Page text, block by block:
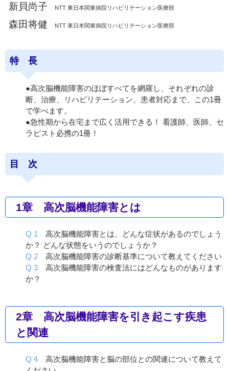
新貝尚子 NTT 東日本関東病院リハビリテーション医療部
森田将健 NTT 東日本関東病院リハビリテーション医療部
特 長
●高次脳機能障害のほぼすべてを網羅し、それぞれの診
断、治療、リハビリテーション、患者対応まで、この1冊
で学べます。
●急性期から在宅まで広く活用できる！ 看護師、医師、セ
ラピスト必携の1冊！
目 次
1章 高次脳機能障害とは
Q 1
高次脳機能障害とは、どんな症状があるのでしょう
か？ どんな状態をいうのでしょうか？
Q 2 高次脳機能障害の診断基準について教えてください
Q 3 高次脳機能障害の検査法にはどんなものがあります
か？
2章 高次脳機能障害を引き起こす疾患
と関連
Q 4 高次脳機能障害と脳の部位との関連について教えて